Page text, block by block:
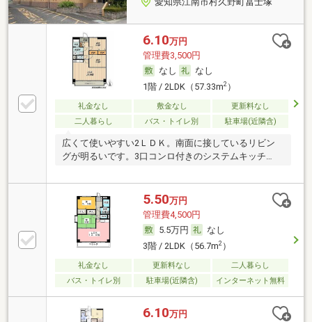
6.10万円
管理費3,500円
なし
なし
1階 / 2LDK（57.33m2）
礼金なし 敷金なし
更新料なし
二人暮らし
バス・トイレ別 駐車場(近隣含)
広くて使いやすい2ＬＤＫ。南面に接しているリビン
グが明るいです。3口コンロ付きのシステムキッチ
5.50万円
管理費4,500円
5.5万円
なし
3階 / 2LDK（56.7m2）
礼金なし 更新料なし
二人暮らし
バス・トイレ別
駐車場(近隣含) インターネット無料
6.10万円